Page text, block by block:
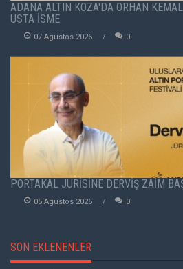
ADANA ALTIN KOZA'DA ORHAN
USTA İSME
07 Agustos 2026 0
PORTAKAL JÜRİSİNE DERVİŞ ZAİM
05 Agustos 2026 0
SON EKLENENLER